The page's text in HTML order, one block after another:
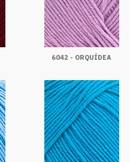
6042 - ORQUÍDEA